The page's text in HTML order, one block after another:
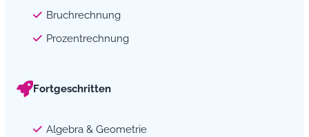
Bruchrechnung
Prozentrechnung
Fortgeschritten
Algebra & Geometrie